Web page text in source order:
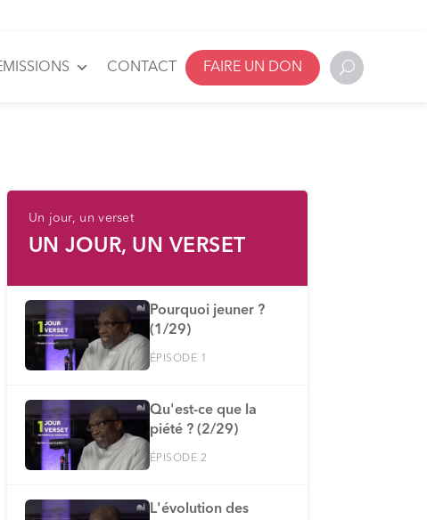
CONTACT FAIRE UN DON
Un jour, un verset
UN JOUR, UN VERSET
Pourquoi jeuner ?
(1/29)
ÉPISODE 1
Qu'est-ce que la
piété ? (2/29)
ÉPISODE 2
L'évolution des